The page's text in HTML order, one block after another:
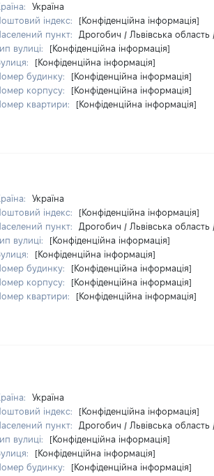
Україна
індекс:
[Конфіденційна інформація]
пункт:
Дрогобич / Львівська область
вулиці:
[Конфіденційна інформація]
[Конфіденційна інформація]
будинку:
[Конфіденційна інформація]
корпусу:
[Конфіденційна інформація]
квартири:
[Конфіденційна інформація]
Україна
індекс:
[Конфіденційна інформація]
пункт:
Дрогобич / Львівська область
вулиці:
[Конфіденційна інформація]
[Конфіденційна інформація]
будинку:
[Конфіденційна інформація]
корпусу:
[Конфіденційна інформація]
квартири:
[Конфіденційна інформація]
Україна
індекс:
[Конфіденційна інформація]
пункт:
Дрогобич / Львівська область
вулиці:
[Конфіденційна інформація]
[Конфіденційна інформація]
будинку:
[Конфіденційна інформація]